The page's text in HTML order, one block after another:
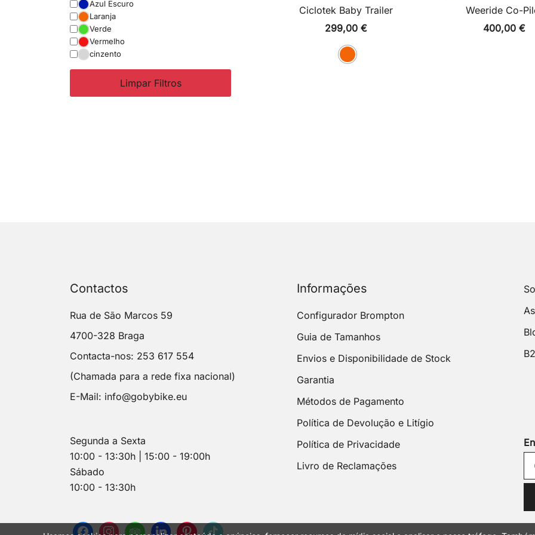
Ciclotek Baby Trailer
299,00 €
Weeride Co-
400,00 €
Azul Escuro
Laranja
Verde
Vermelho
cinzento
Limpar Filtros
Contactos
Rua de São Marcos 59
4700-328 Braga
Contacta-nos: 253 617 554
(Chamada para a rede fixa nacional)
E-Mail: info@gobybike.eu
Segunda a Sexta
10:00 - 13:30h | 15:00 - 19:00h
Sábado
10:00 - 13:30h
Informações
Configurador Brompton
Guia de Tamanhos
Envios e Disponibilidade de Stock
Garantia
Métodos de Pagamento
Política de Devolução e Litígio
Política de Privacidade
Livro de Reclamações